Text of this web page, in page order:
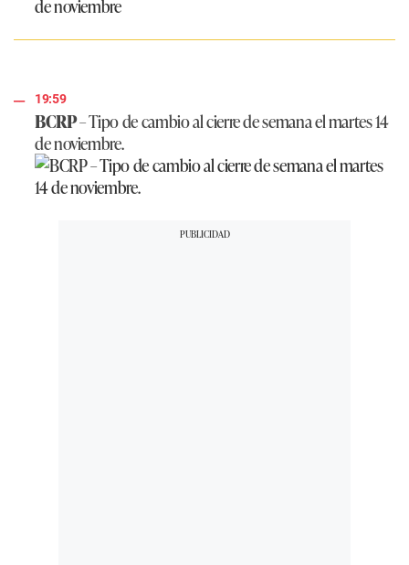
19:59
BCRP– Tipo de cambio al cierre de semana el martes 14
de noviembre.